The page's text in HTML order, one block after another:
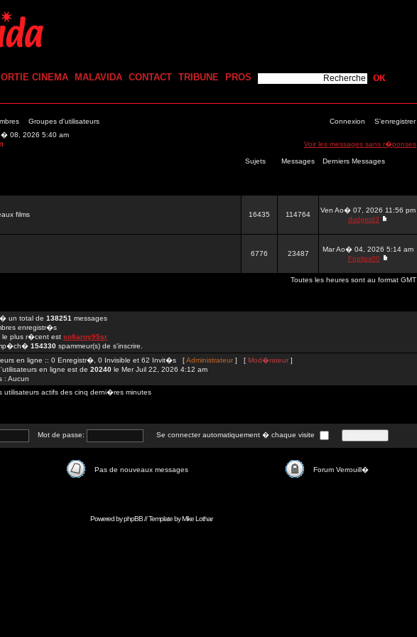
CINEMA MALAVIDA CONTACT TRIBUNE PROS
Groupes d'utilisateurs Connexion
S'enregistrer
08, 2026 5:40 am
Voir les messages sans r�ponses
Sujets Messages Derniers Messages
films
16435 114764
Ven Ao� 07, 2026 11:56 pm
dvdgetd3
6776 23487
Mar Ao� 04, 2026 5:14 am
Foplips00
Toutes les heures sont au format GMT
un total de 138251 messages
enregistr�s
le plus r�cent est sofiaroy95sr
154330 spammeur(s) de s'inscrire.
en ligne :: 0 Enregistr�, 0 Invisible et 62 Invit�s [Administrateur] [ Mod�rateur ]
en ligne est de 20240 le Mer Juil 22, 2026 4:12 am
: Aucun
actifs des cinq derni�res minutes
Mot de passe: Se connecter automatiquement � chaque visite
Pas de nouveaux messages Forum Verrouill�
Powered byphpBB// Template byMike Lothar